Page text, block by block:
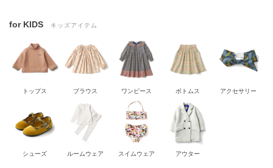
for KIDS キッズアイテム
トップス ブラウス ワンピース ボトムス アクセサリー
シューズ ルームウェア スイムウェア アウター